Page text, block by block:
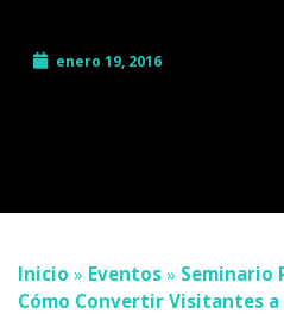
enero 19, 2016
Inicio » Eventos » Seminario
Cómo Convertir Visitantes